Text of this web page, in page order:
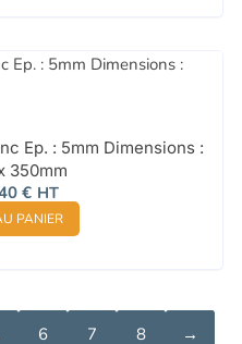
Ep. : 5mm Dimensions :
350mm
:
€Le
prix
actuel
est :
HT
PANIER
6 7 8 →